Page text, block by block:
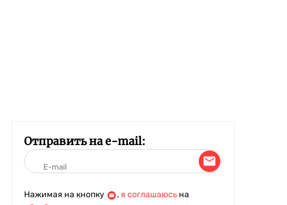
Отправить на e-mail:
Нажимая на кнопку , я соглашаюсь на